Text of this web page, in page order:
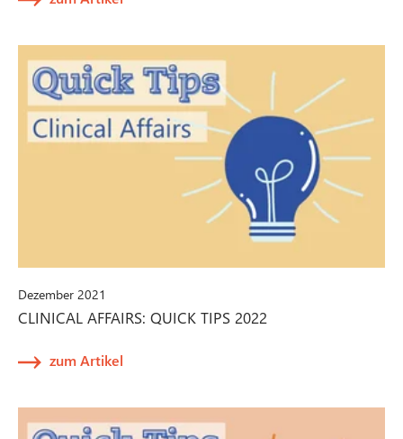
Dezember 2021
CLINICAL AFFAIRS: QUICK TIPS 2022
zum Artikel